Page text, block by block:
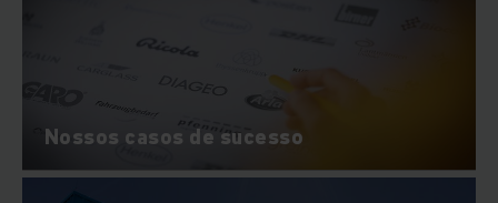
Nossos casos de sucesso